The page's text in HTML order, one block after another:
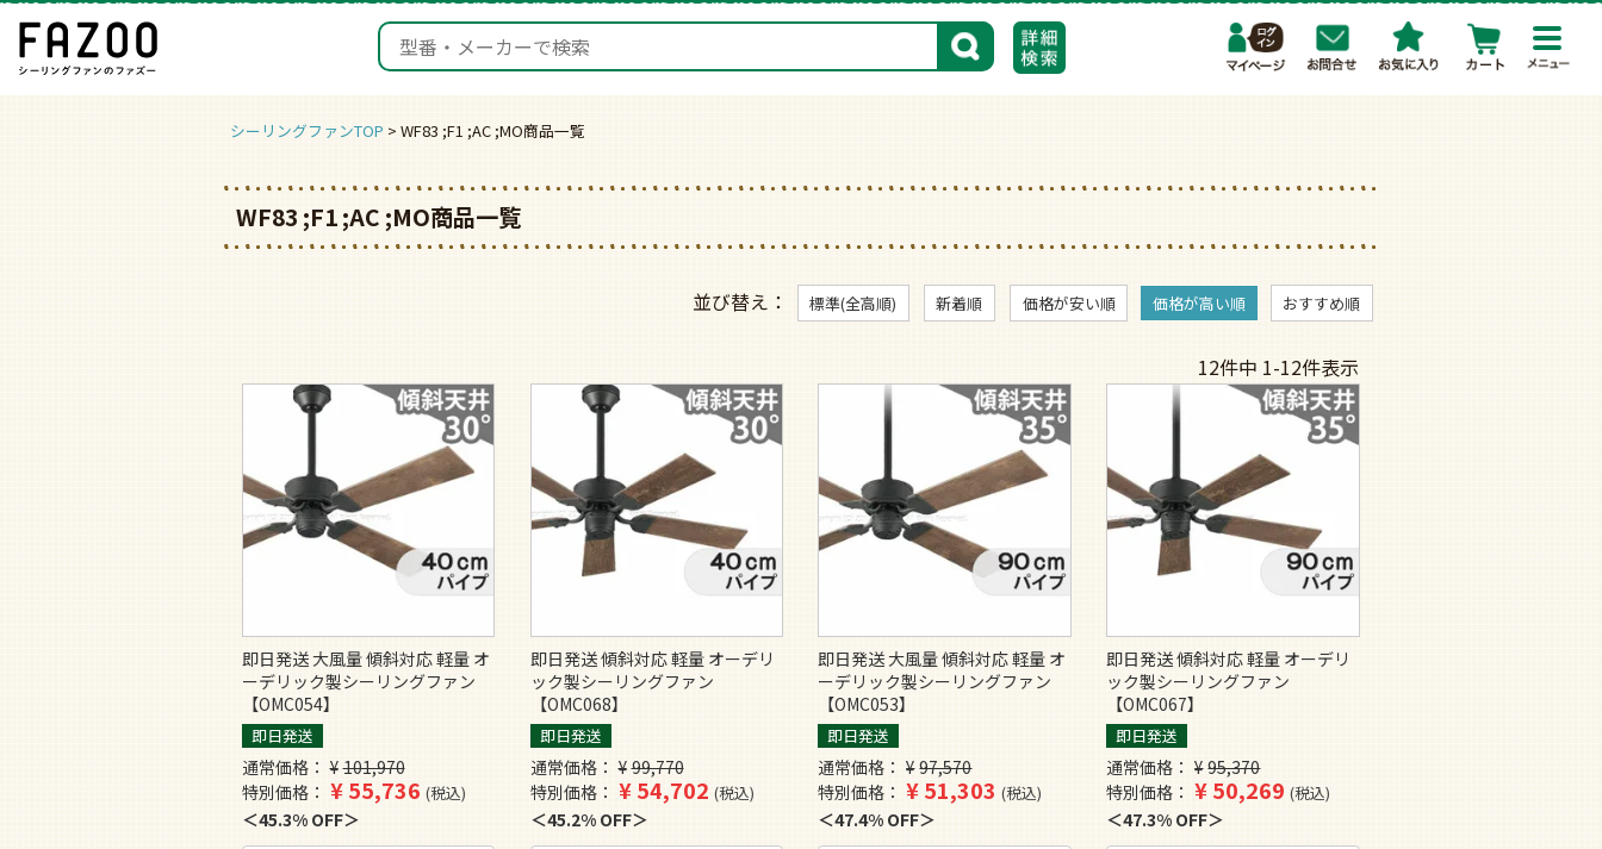
検索
シーリングファンTOP WF83 ;F1 ;AC ;MO商品一覧
WF83 ;F1 ;AC ;MO商品一覧
並び替え 標準(全高順) 新着順 価格が安い順 価格が高い順 おすすめ順
12件中 1-12件表示
即日発送 大風量 傾斜対応 軽量 オ
ーデリック製シーリングファン
【OMC054】
即日発送
通常価格 ¥ 101,970
特別価格
¥ 55,736 税込
45.3% OFF
即日発送 傾斜対応 軽量 オーデリ
ック製シーリングファン
【OMC068】
即日発送
通常価格 ¥ 99,770
特別価格
¥ 54,702 税込
45.2% OFF
即日発送 大風量 傾斜対応 軽量 オ
ーデリック製シーリングファン
【OMC053】
即日発送
通常価格 ¥ 97,570
特別価格
¥51,303 税込
47.4% OFF
即日発送 傾斜対応 軽量 オーデリ
ック製シーリングファン
【OMC067】
即日発送
通常価格 ¥ 95,370
特別価格
¥50,269 税込
47.3% OFF